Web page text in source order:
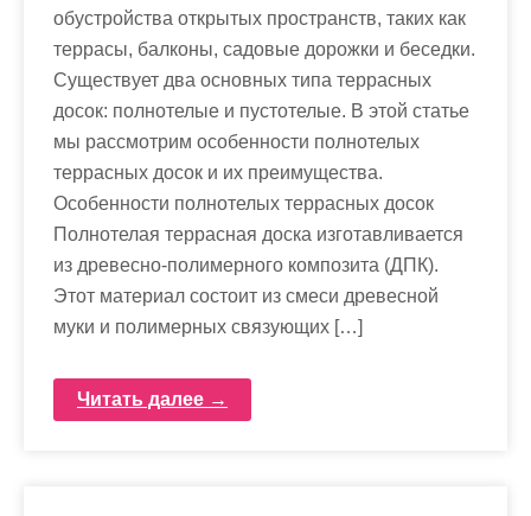
обустройства открытых пространств, таких как
террасы, балконы, садовые дорожки и беседки.
Существует два основных типа террасных
досок: полнотелые и пустотелые. В этой статье
мы рассмотрим особенности полнотелых
террасных досок и их преимущества.
Особенности полнотелых террасных досок
Полнотелая террасная доска изготавливается
из древесно-полимерного композита (ДПК).
Этот материал состоит из смеси древесной
муки и полимерных связующих […]
Читать далее →